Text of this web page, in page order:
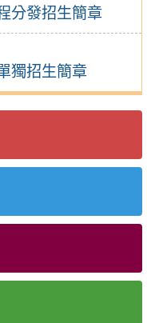
分發招生簡章
獨招生簡章